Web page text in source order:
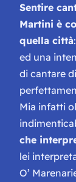
Sentire
Martini è
quella città
ed una
di cantare
Mia infatti
che
lei
O’